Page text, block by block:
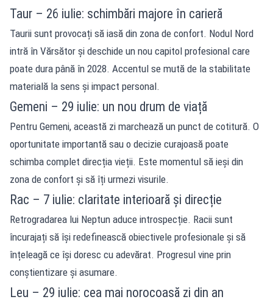
Taur – 26 iulie: schimbări majore în carieră
Taurii sunt provocați să iasă din zona de confort. Nodul Nord
intră în Vărsător și deschide un nou capitol profesional care
poate dura până în 2028. Accentul se mută de la stabilitate
materială la sens și impact personal.
Gemeni – 29 iulie: un nou drum de viață
Pentru Gemeni, această zi marchează un punct de cotitură. O
oportunitate importantă sau o decizie curajoasă poate
schimba complet direcția vieții. Este momentul să ieși din
zona de confort și să îți urmezi visurile.
Rac – 7 iulie: claritate interioară și direcție
Retrogradarea lui Neptun aduce introspecție. Racii sunt
încurajați să își redefinească obiectivele profesionale și să
înțeleagă ce își doresc cu adevărat. Progresul vine prin
conștientizare și asumare.
Leu – 29 iulie: cea mai norocoasă zi din an